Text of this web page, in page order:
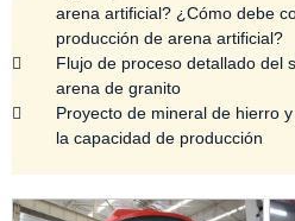
arena artificial? ¿Cómo debe
producción de arena artificial?
Flujo de proceso detallado del
arena de granito
Proyecto de mineral de hierro
la capacidad de producción